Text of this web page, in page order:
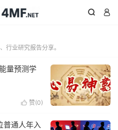
 
行业研究报告分享。
量预测学
 赞(0)
普通人年入